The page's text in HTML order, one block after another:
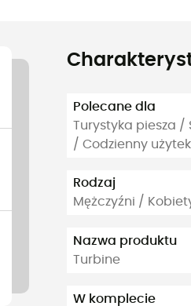
Polecane dla
Turystyka piesza /
/ Codzienny użytek
Rodzaj
Mężczyźni /
Nazwa produktu
Turbine
W komplecie